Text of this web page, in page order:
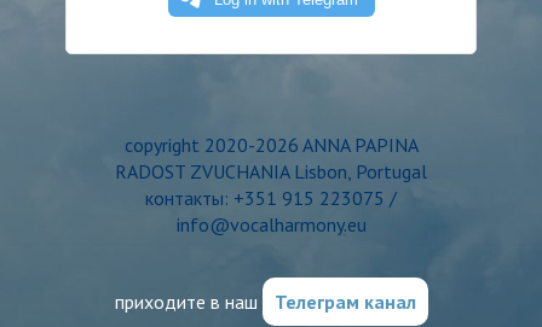
copyright 2020-2026 ANNA PAPINA
RADOST ZVUCHANIA Lisbon, Portugal
контакты: +351 915 223075 /
info@vocalharmony.eu
приходите в наш Телеграм канал